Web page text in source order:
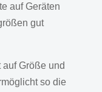
auf Geräten
gut
auf Größe und
so die